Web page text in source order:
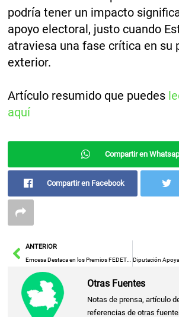
podría tener un impacto
apoyo electoral, justo cuando
atraviesa una fase crítica en su
exterior.
Artículo resumido que puedes
aquí
Compartir en
Compartir en Facebook
AntANTERIOR
Emcesa Destaca en los Premios FEDETO por su Sobresaliente Excelencia Empresarial
Otras Fuentes
Notas de prensa, artículo
referencias de otras